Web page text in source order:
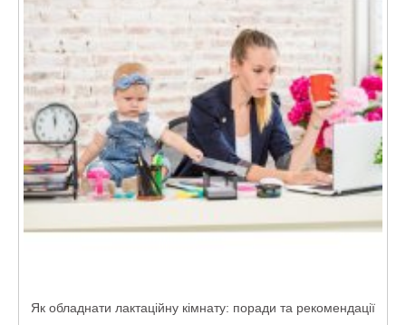
Як обладнати лактаційну кімнату: поради та рекомендації